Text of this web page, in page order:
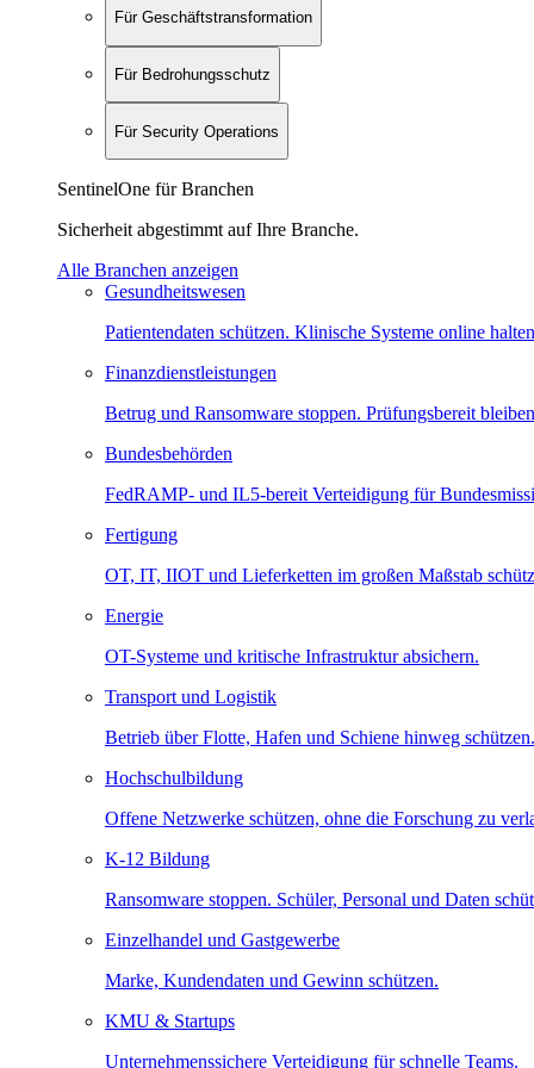
Für Geschäftstransformation
Für Bedrohungsschutz
Für Security Operations
SentinelOne für Branchen
Sicherheit abgestimmt auf Ihre Branche.
Alle Branchen anzeigen
Gesundheitswesen
Patientendaten schützen. Klinische Systeme online
Finanzdienstleistungen
Betrug und Ransomware stoppen. Prüfungsbereit
Bundesbehörden
FedRAMP- und IL5-bereit Verteidigung für
Fertigung
OT, IT, IIOT und Lieferketten im großen Maßstab
Energie
OT-Systeme und kritische Infrastruktur absichern.
Transport und Logistik
Betrieb über Flotte, Hafen und Schiene hinweg schützen.
Hochschulbildung
Offene Netzwerke schützen, ohne die Forschung zu
K-12 Bildung
Ransomware stoppen. Schüler, Personal und Daten
Einzelhandel und Gastgewerbe
Marke, Kundendaten und Gewinn schützen.
KMU & Startups
Unternehmenssichere Verteidigung für schnelle Teams.